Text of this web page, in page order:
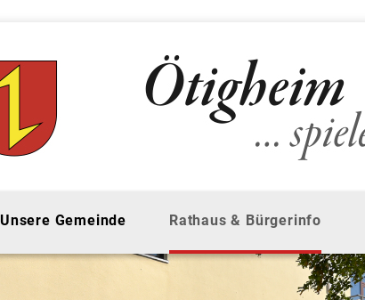
Unsere Gemeinde Rathaus & Bürgerinfo